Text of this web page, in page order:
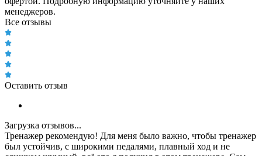
менеджеров.
Все отзывы
Оставить отзыв
Загрузка отзывов...
Тренажер рекомендую! Для меня было важно, чтобы тренажер
был устойчив, с широкими педалями, плавный ход и не